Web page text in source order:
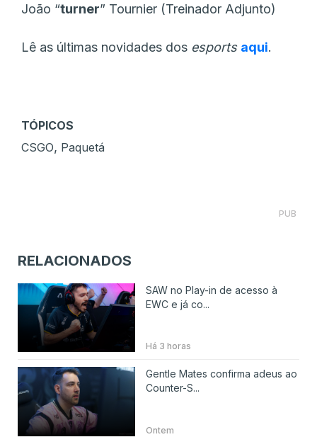
João “turner” Tournier (Treinador Adjunto)
Lê as últimas novidades dos esports aqui.
TÓPICOS
CSGO, Paquetá
PUB
RELACIONADOS
SAW no Play-in de acesso à
EWC e já co...
Há 3 horas
Gentle Mates confirma adeus ao
Counter-S...
Ontem